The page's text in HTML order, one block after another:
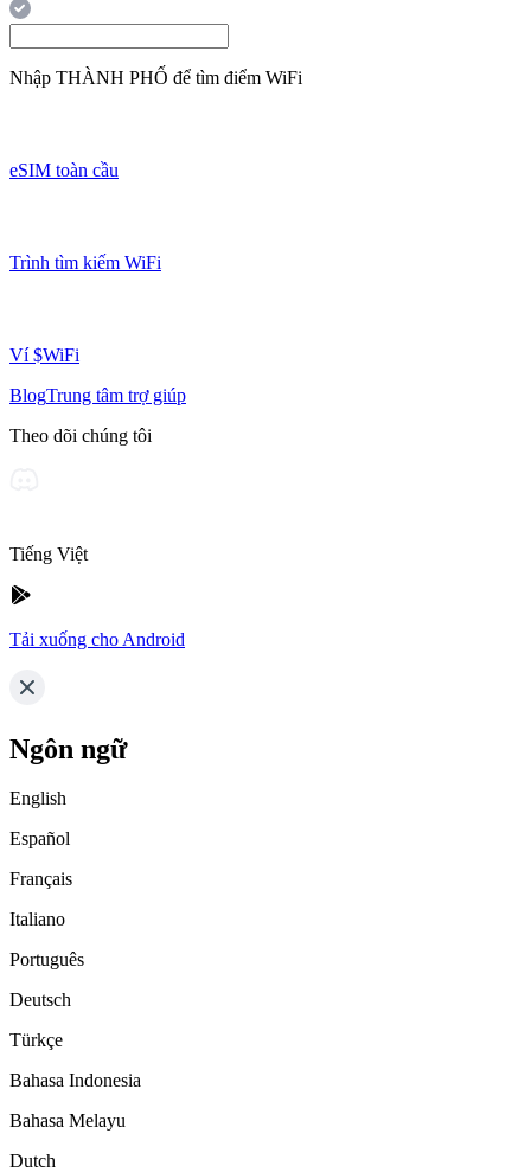
Nhập THÀNH PHỐ để tìm điểm WiFi
eSIM toàn cầu
Trình tìm kiếm WiFi
Ví $WiFi
BlogTrung tâm trợ giúp
Theo dõi chúng tôi
Tiếng Việt
Tải xuống cho Android
Ngôn ngữ
English
Español
Français
Italiano
Português
Deutsch
Türkçe
Bahasa Indonesia
Bahasa Melayu
Dutch